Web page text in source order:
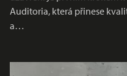
Auditoria, která přinese
a…